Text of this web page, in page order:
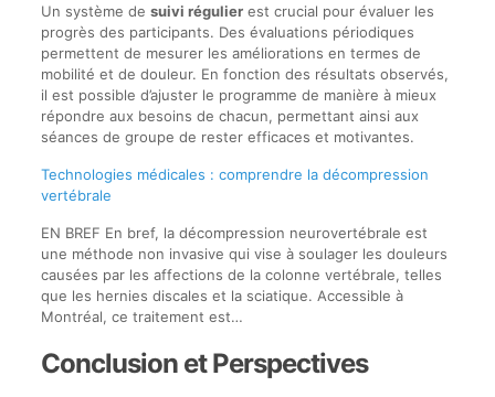
Un système de suivi régulierest crucial pour évaluer les
progrès des participants. Des évaluations périodiques
permettent de mesurer les améliorations en termes de
mobilité et de douleur. En fonction des résultats observés,
il est possible d’ajuster le programme de manière à mieux
répondre aux besoins de chacun, permettant ainsi aux
séances de groupe de rester efficaces et motivantes.
Technologies médicales : comprendre la décompression
vertébrale
EN BREF En bref, la décompression neurovertébrale est
une méthode non invasive qui vise à soulager les douleurs
causées par les affections de la colonne vertébrale, telles
que les hernies discales et la sciatique. Accessible à
Montréal, ce traitement est…
Conclusion et Perspectives